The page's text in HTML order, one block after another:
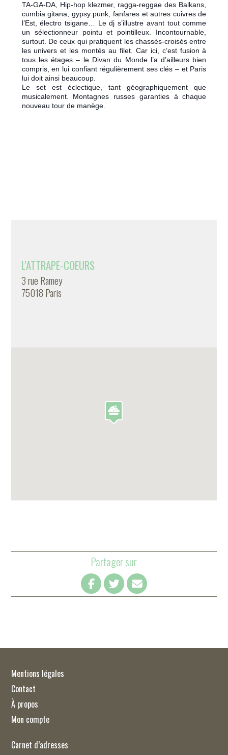
TA-GA-DA, Hip-hop klezmer, ragga-reggae des Balkans,
cumbia gitana, gypsy punk, fanfares et autres cuivres de
l’Est, électro tsigane… Le dj s’illustre avant tout comme
un sélectionneur pointu et pointilleux. Incontournable,
surtout. De ceux qui pratiquent les chassés-croisés entre
les univers et les montés au filet. Car ici, c’est fusion à
tous les étages – le Divan du Monde l’a d’ailleurs bien
compris, en lui confiant régulièrement ses clés – et Paris
lui doit ainsi beaucoup.
Le set est éclectique, tant géographiquement que
musicalement. Montagnes russes garanties à chaque
nouveau tour de manège.
L'ATTRAPE-COEURS
3 rue Ramey
75018 Paris
Partager sur
Mentions légales
Contact
À propos
Mon compte
Carnet d’adresses